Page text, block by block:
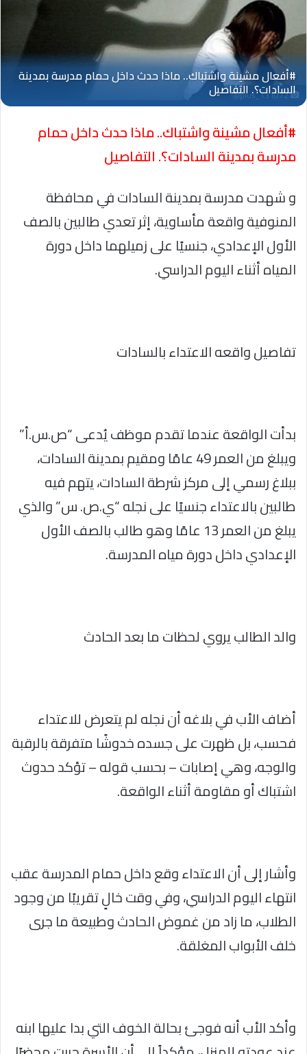
Oplus_131072
#أفعال مشينة واشتباك.. ماذا حدث داخل حمام
مدرسة بمدينة السادات؟. التفاصيل
و شهدت مدرسة بمدينة السادات في محافظة
المنوفية واقعة مأساوية، إثر تعدي طالبين بالصف
الأول الإعدادي، جنسيًا على زميلهما داخل دورة
المياه أثناء اليوم الدراسي.
تفاصيل واقعه الاعتداء بالسادات
بدأت الواقعة عندما تقدم موظف يُدعى “ص.س.أ”
ويبلغ من العمر 49 عامًا ومقيم بمدينة السادات،
ببلاغ رسمي إلى مركز شرطة السادات، يتهم فيه
طالبين بالاعتداء جنسيًا على نجله “ي.ص. س” والذي
يبلغ من العمر 13 عامًا وهو طالب بالصف الأول
الإعدادي داخل دورة مياه المدرسة.
والد الطالب يروي لحظات ما بعد الحادث
أضاف الأب في بلاغه أن نجله لم يتعرض للاعتداء
فحسب، بل ظهرت على جسده خدوشًا متفرقة بالرقبة
والوجه، وهي إصابات – بحسب قوله – تؤكد حدوث
اشتباك أو مقاومة أثناء الواقعة.
وأشار إلى أن الاعتداء وقع داخل حمام المدرسة عقب
انتهاء اليوم الدراسي، وفي وقت خالٍ تقريبًا من وجود
الطلاب، ما زاد من غموض الحادث وطبيعة ما جرى
خلف الأبواب المغلقة.
وأكد الأب أنه فوجئ بحالة الخوف التي بدا عليها ابنه